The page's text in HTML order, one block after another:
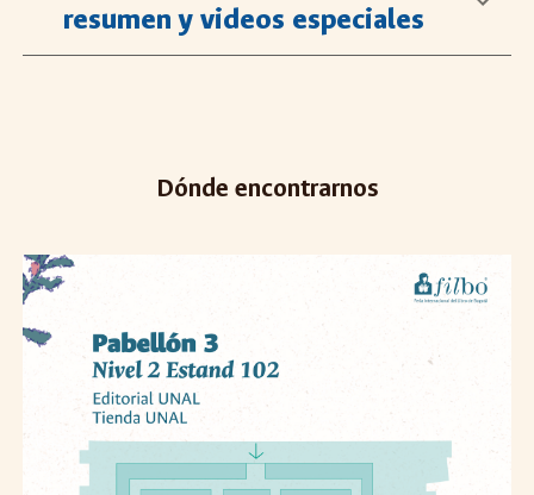
resumen y videos especiales
Dónde encontrarnos